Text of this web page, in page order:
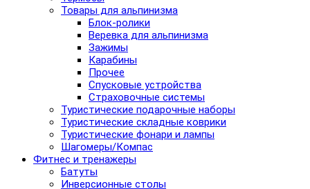
Товары для альпинизма
Блок-ролики
Веревка для альпинизма
Зажимы
Карабины
Прочее
Спусковые устройства
Страховочные системы
Туристические подарочные наборы
Туристические складные коврики
Туристические фонари и лампы
Шагомеры/Компас
Фитнес и тренажеры
Батуты
Инверсионные столы